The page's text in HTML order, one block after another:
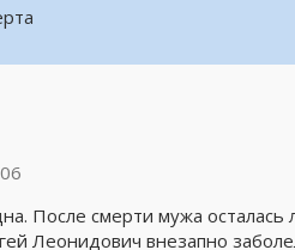
После смерти мужа осталась
Леонидович внезапно